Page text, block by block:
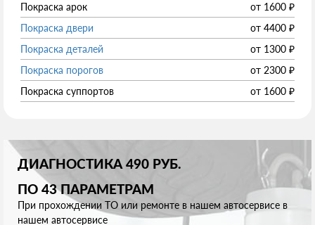
Покраска арок
от 1600 ₽
Покраска двери
от 4400 ₽
Покраска деталей
от 1300 ₽
Покраска порогов
от 2300 ₽
Покраска суппортов
от 1600 ₽
ДИАГНОСТИКА 490 РУБ.
ПО 43 ПАРАМЕТРАМ
При прохождении ТО или ремонте в нашем автосервисе в
нашем автосервисе